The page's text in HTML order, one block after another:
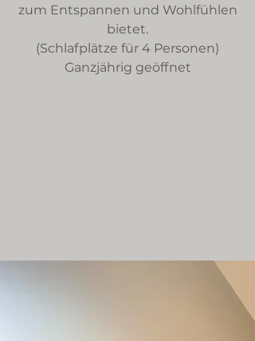
zum Entspannen und Wohlfühlen
bietet.
(Schlafplätze für 4 Personen)
Ganzjährig geöffnet